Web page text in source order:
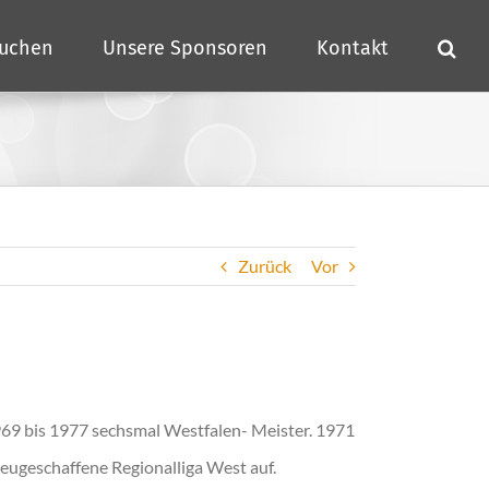
Unsere Sponsoren Kontakt
Zurück Vor
bis 1977 sechsmal Westfalen- Meister. 1971
Regionalliga West auf.